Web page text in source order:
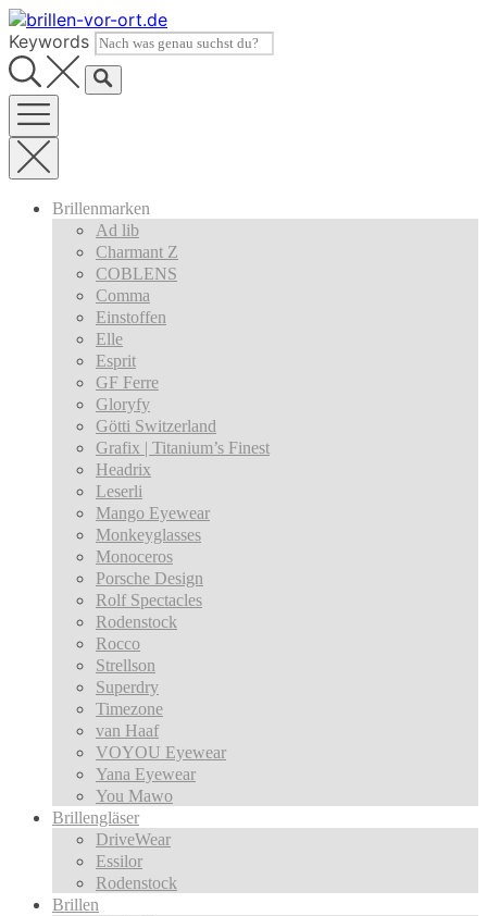
Skip
to
content
Keywords
Brillenmarken
Ad lib
Charmant Z
COBLENS
Comma
Einstoffen
Elle
Esprit
GF Ferre
Gloryfy
Götti Switzerland
Grafix | Titanium’s Finest
Headrix
Leserli
Mango Eyewear
Monkeyglasses
Monoceros
Porsche Design
Rolf Spectacles
Rodenstock
Rocco
Strellson
Superdry
Timezone
van Haaf
VOYOU Eyewear
Yana Eyewear
You Mawo
Brillengläser
DriveWear
Essilor
Rodenstock
Brillen